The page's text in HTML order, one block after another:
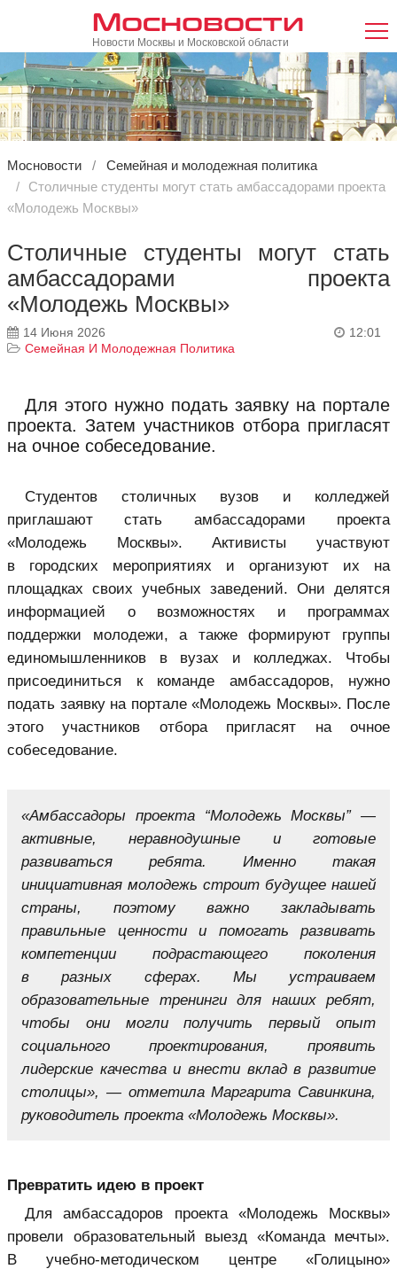
Мосновости
Новости Москвы и Московской области
Мосновости
Семейная и молодежная политика
Столичные студенты могут стать амбассадорами проекта
«Молодежь Москвы»
Столичные студенты могут стать
амбассадорами проекта
«Молодежь Москвы»
14 Июня 2026
12:01
Семейная И Молодежная Политика
Для этого нужно подать заявку на портале
проекта. Затем участников отбора пригласят
на очное собеседование.
Студентов столичных вузов и колледжей
приглашают стать амбассадорами проекта
«Молодежь Москвы». Активисты участвуют
в городских мероприятиях и организуют их на
площадках своих учебных заведений. Они делятся
информацией о возможностях и программах
поддержки молодежи, а также формируют группы
единомышленников в вузах и колледжах. Чтобы
присоединиться к команде амбассадоров, нужно
подать заявку на портале «Молодежь Москвы». После
этого участников отбора пригласят на очное
собеседование.
«Амбассадоры проекта “Молодежь Москвы” —
активные, неравнодушные и готовые
развиваться ребята. Именно такая
инициативная молодежь строит будущее нашей
страны, поэтому важно закладывать
правильные ценности и помогать развивать
компетенции подрастающего поколения
в разных сферах. Мы устраиваем
образовательные тренинги для наших ребят,
чтобы они могли получить первый опыт
социального проектирования, проявить
лидерские качества и внести вклад в развитие
столицы», — отметила Маргарита Савинкина,
руководитель проекта «Молодежь Москвы».
Превратить идею в проект
Для амбассадоров проекта «Молодежь Москвы»
провели образовательный выезд «Команда мечты».
В учебно-методическом центре «Голицыно»